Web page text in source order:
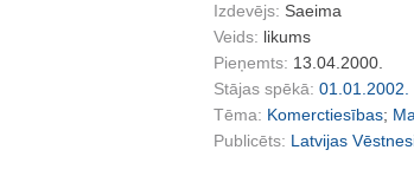
Izdevējs: Saeima
Veids: likums
Pieņemts: 13.04.2000.
Stājas spēkā: 01.01.2002.
Tēma: Komerctiesības;
Publicēts: Latvijas